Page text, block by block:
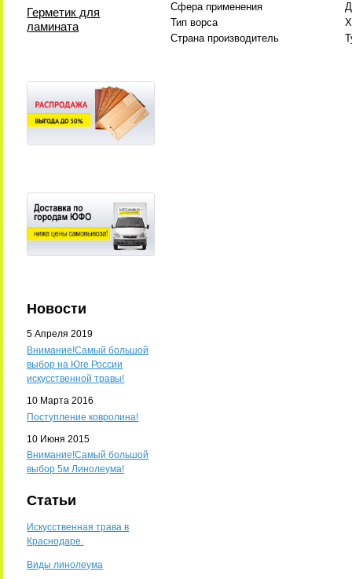
Герметик для
ламината
Новости
5 Апреля 2019
Внимание!Самый большой
выбор на Юге России
искусственной травы!
10 Марта 2016
Поступление ковролина!
10 Июня 2015
Внимание!Самый большой
выбор 5м Линолеума!
Статьи
Искусственная трава в
Краснодаре.
Виды линолеума
Сфера применения
Тип ворса
Страна производитель